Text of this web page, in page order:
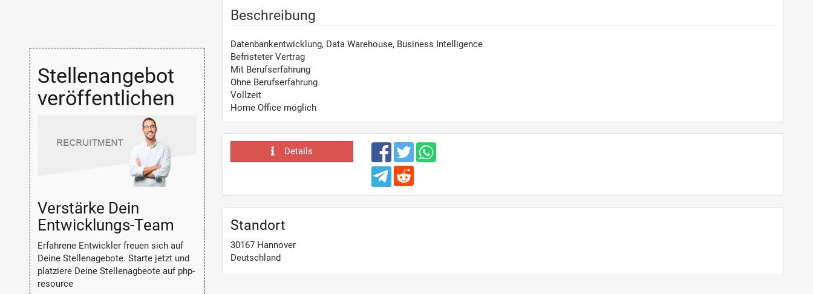
Beschreibung
Datenbankentwicklung, Data Warehouse, Business Intelligence
Befristeter Vertrag
Mit Berufserfahrung
Ohne Berufserfahrung
Vollzeit
Home Office möglich
Details
Standort
30167 Hannover
Deutschland
Stellenangebot
veröffentlichen
Verstärke Dein
Entwicklungs-Team
Erfahrene Entwickler freuen sich auf
Deine Stellenagebote. Starte jetzt und
platziere Deine Stellenagbeote auf php-
resource